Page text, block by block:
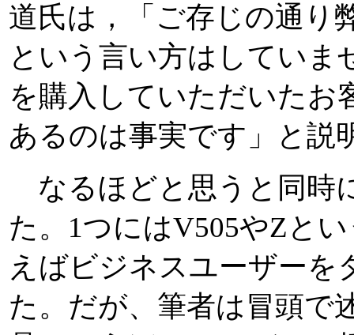
道氏は，「ご存じの通り
という言い方はしていま
を購入していただいたお
あるのは事実です」と説
なるほどと思うと同時
た。1つにはV505やZと
えばビジネスユーザーを
た。だが、筆者は冒頭で